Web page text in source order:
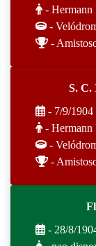
- Hermann
-
-
S. C.
- 7/9/1904
- Hermann
-
-
- 28/8/